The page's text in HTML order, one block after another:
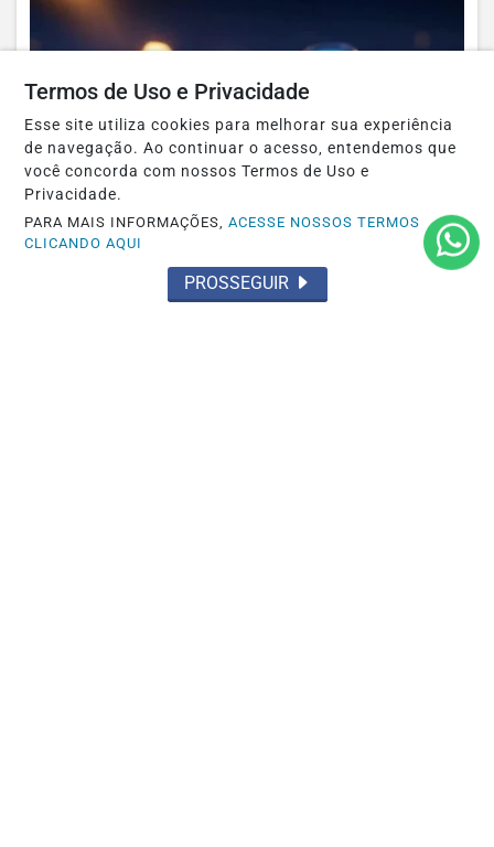
Termos de Uso e Privacidade
Esse site utiliza cookies para melhorar sua experiência
de navegação. Ao continuar o acesso, entendemos que
você concorda com nossos Termos de Uso e
Privacidade.
PARA MAIS INFORMAÇÕES,ACESSE NOSSOS TERMOS
CLICANDO AQUI
PROSSEGUIR